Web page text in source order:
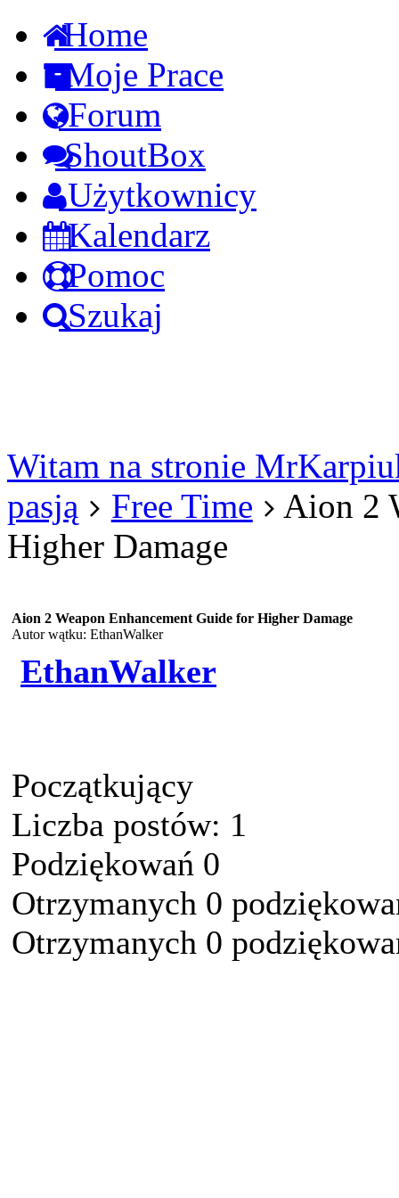
Home
Moje Prace
Forum
ShoutBox
Użytkownicy
Kalendarz
Pomoc
Szukaj
Logowanie Logowanie Facebook Rejestracja
Witam na stronie
pasją
Free Time
Aion 2
Higher Damage
Aion 2 Weapon Enhancement Guide for Higher Damage
Autor wątku: EthanWalker
EthanWalker
Początkujący
Liczba postów: 1
Podziękowań 0
Otrzymanych 0
Otrzymanych 0